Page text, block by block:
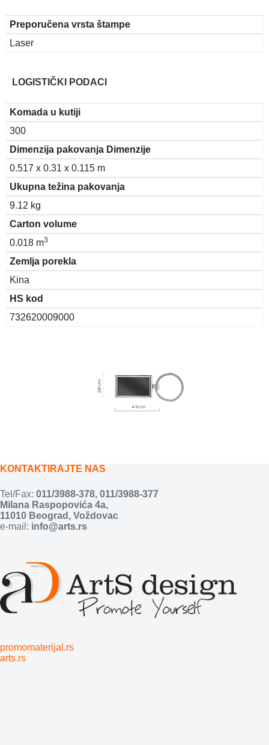
Preporučena vrsta štampe
Laser
LOGISTIČKI PODACI
Komada u kutiji
300
Dimenzija pakovanja Dimenzije
0.517 x 0.31 x 0.115 m
Ukupna težina pakovanja
9.12 kg
Carton volume
0.018 m3
Zemlja porekla
Kina
HS kod
732620009000
KONTAKTIRAJTE NAS
Tel/Fax: 011/3988-378, 011/3988-377
Milana Raspopovića 4a,
11010 Beograd, Voždovac
e-mail: info@arts.rs
promomaterijal.rs
arts.rs